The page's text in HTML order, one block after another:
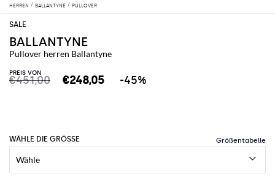
HERREN BALLANTYNE PULLOVER
BALLANTYNE
Pullover herren Ballantyne
PREIS VON
€451,00 €248,05 -45%
WÄHLE DIE GRÖSSE